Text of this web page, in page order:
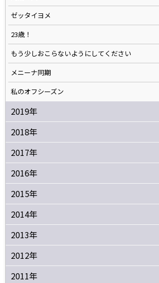
ゼッタイヨメ
23歳！
もう少しおこらないようにしてください
メニーナ同期
私のオフシーズン
2019年
2018年
2017年
2016年
2015年
2014年
2013年
2012年
2011年